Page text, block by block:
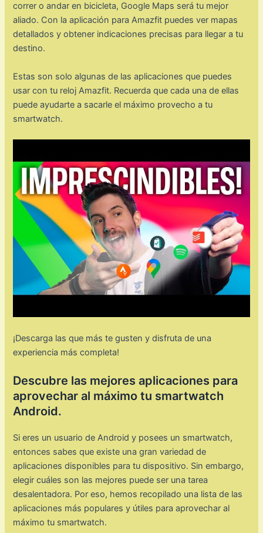
correr o andar en bicicleta, Google Maps será tu mejor
aliado. Con la aplicación para Amazfit puedes ver mapas
detallados y obtener indicaciones precisas para llegar a tu
destino.
Estas son solo algunas de las aplicaciones que puedes
usar con tu reloj Amazfit. Recuerda que cada una de ellas
puede ayudarte a sacarle el máximo provecho a tu
smartwatch.
¡Descarga las que más te gusten y disfruta de una
experiencia más completa!
Descubre las mejores aplicaciones para
aprovechar al máximo tu smartwatch
Android.
Si eres un usuario de Android y posees un smartwatch,
entonces sabes que existe una gran variedad de
aplicaciones disponibles para tu dispositivo. Sin embargo,
elegir cuáles son las mejores puede ser una tarea
desalentadora. Por eso, hemos recopilado una lista de las
aplicaciones más populares y útiles para aprovechar al
máximo tu smartwatch.